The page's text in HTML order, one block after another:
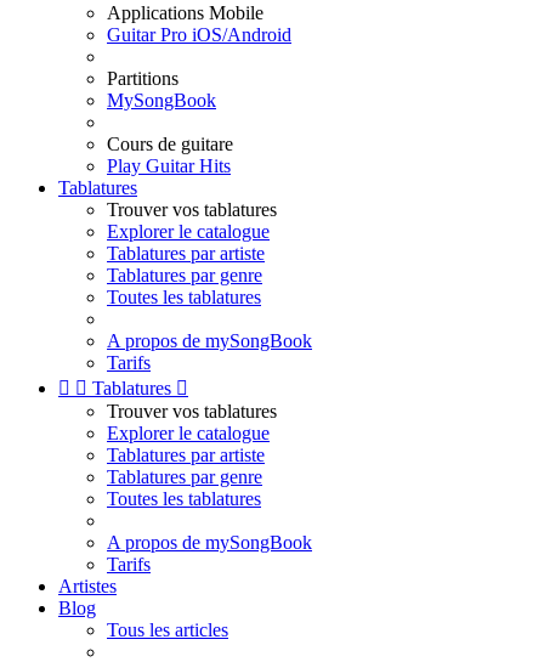
Applications Mobile
Guitar Pro iOS/Android
Partitions
MySongBook
Cours de guitare
Play Guitar Hits
Tablatures
Trouver vos tablatures
Explorer le catalogue
Tablatures par artiste
Tablatures par genre
Toutes les tablatures
A propos de mySongBook
Tarifs
  Tablatures 
Trouver vos tablatures
Explorer le catalogue
Tablatures par artiste
Tablatures par genre
Toutes les tablatures
A propos de mySongBook
Tarifs
Artistes
Blog
Tous les articles